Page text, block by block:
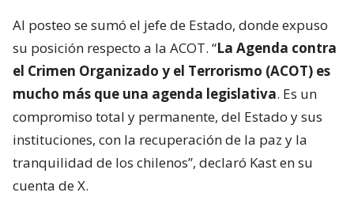
Al posteo se sumó el jefe de Estado, donde expuso
su posición respecto a la ACOT. “La Agenda contra
el Crimen Organizado y el Terrorismo (ACOT) es
mucho más que una agenda legislativa. Es un
compromiso total y permanente, del Estado y sus
instituciones, con la recuperación de la paz y la
tranquilidad de los chilenos”, declaró Kast en su
cuenta de X.